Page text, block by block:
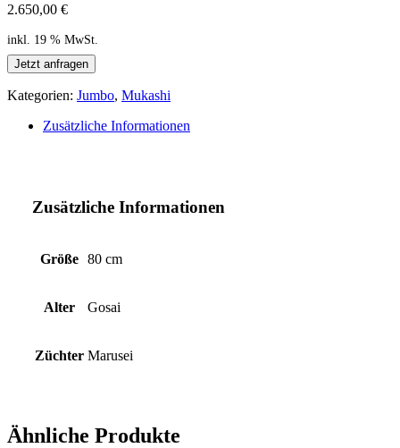
2.650,00 €
inkl. 19 % MwSt.
Jetzt anfragen
Kategorien: Jumbo, Mukashi
Zusätzliche Informationen
Zusätzliche Informationen
Größe 80 cm
Alter Gosai
Züchter Marusei
Ähnliche Produkte